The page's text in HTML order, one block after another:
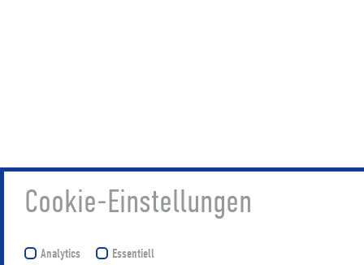
Cookie-Einstellungen
Analytics Essentiell